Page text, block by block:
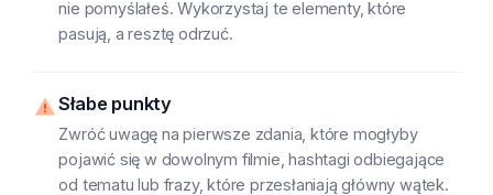
nie pomyślałeś. Wykorzystaj te elementy, które
pasują, a resztę odrzuć.
Słabe punkty
Zwróć uwagę na pierwsze zdania, które mogłyby
pojawić się w dowolnym filmie, hashtagi odbiegające
od tematu lub frazy, które przesłaniają główny wątek.